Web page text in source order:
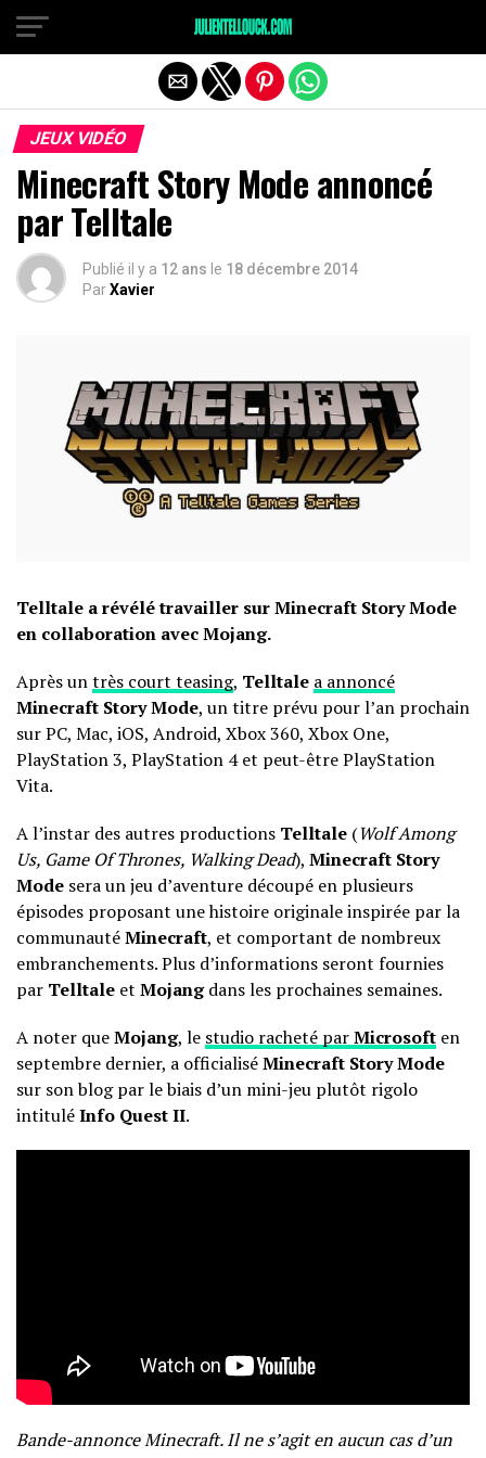
JEUX VIDÉO
Minecraft Story Mode annoncé
par Telltale
Publié il y a 12 ans le 18 décembre 2014
ParXavier
Telltale a révélé travailler sur Minecraft Story Mode
en collaboration avec Mojang.
Après untrès court teasing, Telltale a annoncé
Minecraft Story Mode, un titre prévu pour l’an prochain
sur PC, Mac, iOS, Android, Xbox 360, Xbox One,
PlayStation 3, PlayStation 4 et peut-être PlayStation
Vita.
A l’instar des autres productions Telltale (Wolf Among
Us, Game Of Thrones, Walking Dead), Minecraft Story
Mode sera un jeu d’aventure découpé en plusieurs
épisodes proposant une histoire originale inspirée par la
communautéMinecraft, et comportant de nombreux
embranchements. Plus d’informations seront fournies
par Telltale et Mojangdans les prochaines semaines.
A noter queMojang, le studio racheté parMicrosoft en
septembre dernier, a officialiséMinecraft Story Mode
sur son blog par le biais d’un mini-jeu plutôt rigolo
intituléInfo Quest II.
Bande-annonce Minecraft. Il ne s’agit en aucun cas d’un